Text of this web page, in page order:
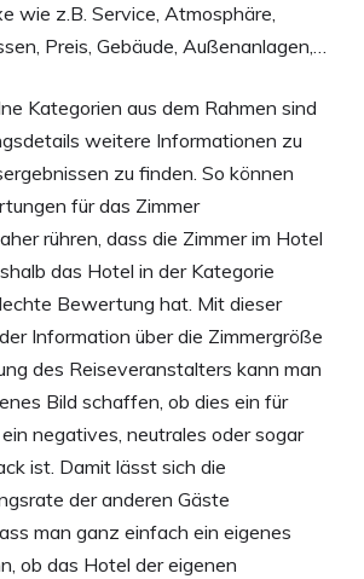
wie z.B. Service, Atmosphäre,
Preis, Gebäude, Außenanlagen,…
Kategorien aus dem Rahmen sind
weitere Informationen zu
zu finden. So können
für das Zimmer
rühren, dass die Zimmer im Hotel
das Hotel in der Kategorie
Bewertung hat. Mit dieser
Information über die Zimmergröße
des Reiseveranstalters kann man
Bild schaffen, ob dies ein für
negatives, neutrales oder sogar
ist. Damit lässt sich die
der anderen Gäste
man ganz einfach ein eigenes
ob das Hotel der eigenen